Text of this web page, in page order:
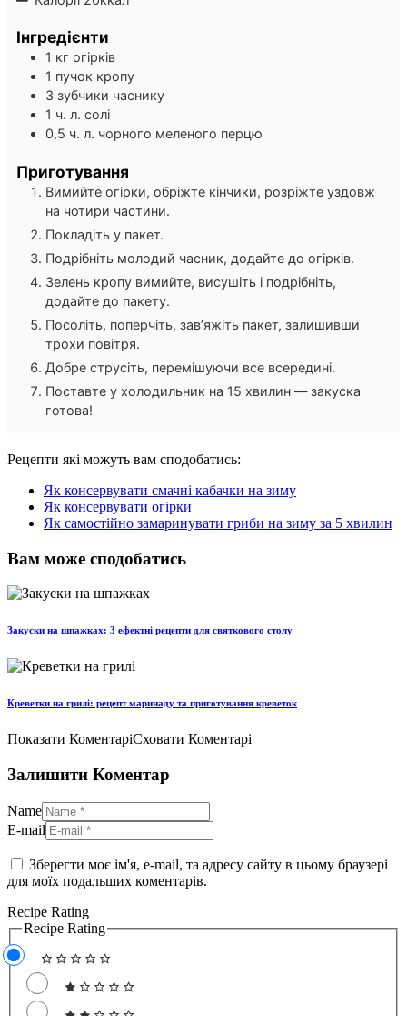
Інгредієнти
1 кг огірків
1 пучок кропу
3 зубчики часнику
1 ч. л. солі
0,5 ч. л. чорного меленого перцю
Приготування
Вимийте огірки, обріжте кінчики, розріжте уздовж
на чотири частини.
Покладіть у пакет.
Подрібніть молодий часник, додайте до огірків.
Зелень кропу вимийте, висушіть і подрібніть,
додайте до пакету.
Посоліть, поперчіть, зав’яжіть пакет, залишивши
трохи повітря.
Добре струсіть, перемішуючи все всередині.
Поставте у холодильник на 15 хвилин — закуска
готова!
Рецепти які можуть вам сподобатись:
Як консервувати смачні кабачки на зиму
Як консервувати огірки
Як самостійно замаринувати гриби на зиму за 5 хвилин
Вам може сподобатись
Закуски на шпажках: 3 ефектні рецепти для святкового столу
Креветки на грилі: рецепт маринаду та приготування креветок
Показати КоментаріСховати Коментарі
Залишити Коментар
Name
E-mail
Зберегти моє ім'я, e-mail, та адресу сайту в цьому браузері
для моїх подальших коментарів.
Recipe Rating
Recipe Rating